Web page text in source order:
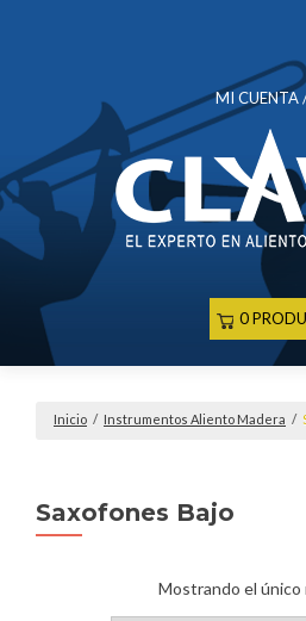
MI CUENTA
0
Inicio / Instrumentos Aliento Madera /
Saxofones Bajo
Mostrando el único